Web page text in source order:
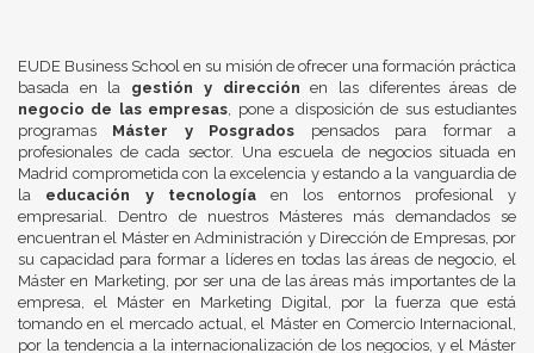
EUDE Business School en su misión de ofrecer una formación práctica
basada en la gestión y dirección en las diferentes áreas de
negocio de las empresas, pone a disposición de sus estudiantes
programas Máster y Posgrados pensados para formar a
profesionales de cada sector. Una escuela de negocios situada en
Madrid comprometida con la excelencia y estando a la vanguardia de
la educación y tecnologíaen los entornos profesional y
empresarial. Dentro de nuestros Másteres más demandados se
encuentran el Máster en Administración y Dirección de Empresas, por
su capacidad para formar a líderes en todas las áreas de negocio, el
Máster en Marketing, por ser una de las áreas más importantes de la
empresa, el Máster en Marketing Digital, por la fuerza que está
tomando en el mercado actual, el Máster en Comercio Internacional,
por la tendencia a la internacionalización de los negocios, y el Máster